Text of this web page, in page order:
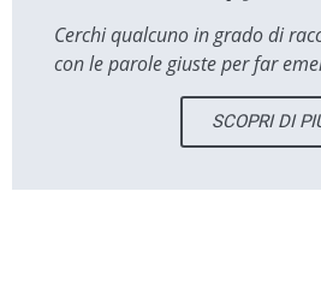
Cerchi qualcuno in grado di
con le parole giuste per far
SCOPRI DI